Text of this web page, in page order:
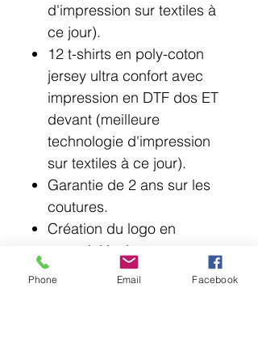
d'impression sur textiles à
ce jour).
12 t-shirts en poly-coton
jersey ultra confort avec
impression en DTF dos ET
devant (meilleure
technologie d'impression
sur textiles à ce jour).
Garantie de 2 ans sur les
coutures.
Création du logo en
vectoriel incluse.
Phone Email Facebook